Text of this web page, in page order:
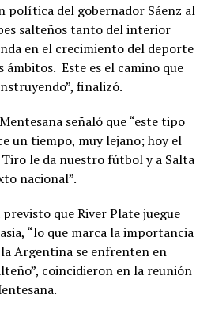
política del gobernador Sáenz al
salteños tanto del interior
en el crecimiento del deporte
Este es el camino que
finalizó.
señaló que “este tipo
un tiempo, muy lejano; hoy el
Tiro le da nuestro fútbol y a Salta
nacional”.
que River Plate juegue
“lo que marca la importancia
la Argentina se enfrenten en
coincidieron en la reunión